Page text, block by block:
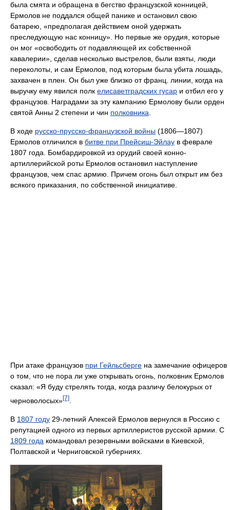
была смята и обращена в бегство французской конницей,
Ермолов не поддался общей панике и остановил свою
батарею, «предполагая действием оной удержать
преследующую нас конницу». Но первые же орудия, которые
он мог «освободить от подавляющей их собственной
кавалерии», сделав несколько выстрелов, были взяты, люди
переколоты, и сам Ермолов, под которым была убита лошадь,
захвачен в плен. Он был уже близко от франц. линии, когда на
выручку ему явился полк елисаветградских гусар и отбил его у
французов. Наградами за эту кампанию Ермолову были орден
святой Анны 2 степени и чин полковника.
В ходе русско-прусско-французской войны (1806—1807)
Ермолов отличился в битве при Прейсиш-Эйлау в феврале
1807 года. Бомбардировкой из орудий своей конно-
артиллерийской роты Ермолов остановил наступление
французов, чем спас армию. Причем огонь был открыт им без
всякого приказания, по собственной инициативе.
При атаке французов при Гейльсберге на замечание офицеров
о том, что не пора ли уже открывать огонь, полковник Ермолов
сказал: «Я буду стрелять тогда, когда различу белокурых от
черноволосых»[7]
В 1807 году 29-летний Алексей Ермолов вернулся в Россию с
репутацией одного из первых артиллеристов русской армии. С
1809 года командовал резервными войсками в Киевской,
Полтавской и Черниговской губерниях.